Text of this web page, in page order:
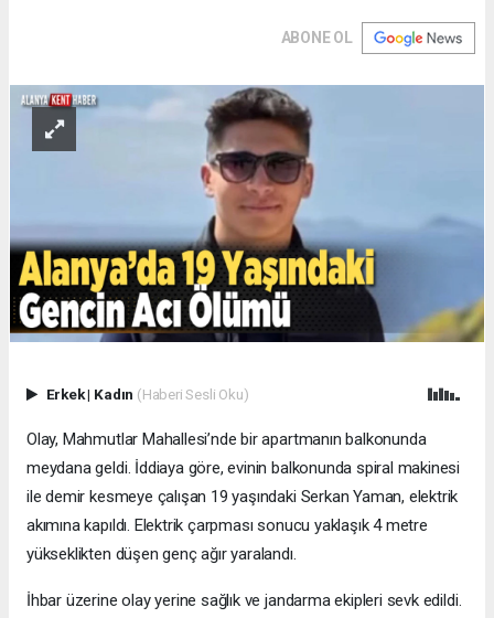
ABONE OL
Erkek| Kadın (Haberi Sesli Oku)
Olay, Mahmutlar Mahallesi’nde bir apartmanın balkonunda
meydana geldi. İddiaya göre, evinin balkonunda spiral makinesi
ile demir kesmeye çalışan 19 yaşındaki Serkan Yaman, elektrik
akımına kapıldı. Elektrik çarpması sonucu yaklaşık 4 metre
yükseklikten düşen genç ağır yaralandı.
İhbar üzerine olay yerine sağlık ve jandarma ekipleri sevk edildi.